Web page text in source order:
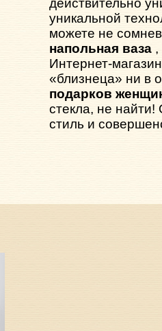
действительно
уникальной
можете не
напольная ваза ,
Интернет-
«близнеца» ни в
подарков
стекла, не
стиль и